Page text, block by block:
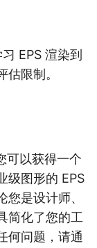
EPS 渲染到
限制。
可以获得一个
级图形的 EPS
是设计师、
简化了您的工
何问题，请通